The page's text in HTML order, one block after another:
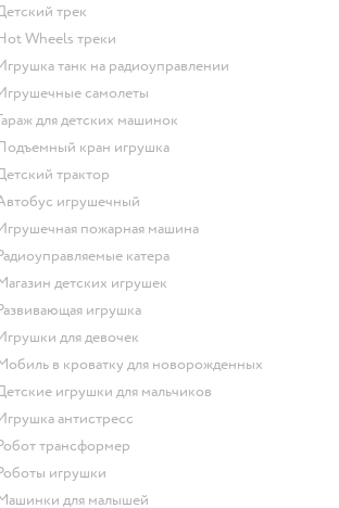
Детский трек
Hot Wheels треки
Игрушка танк на радиоуправлении
Игрушечные самолеты
Гараж для детских машинок
Подъемный кран игрушка
Детский трактор
Автобус игрушечный
Игрушечная пожарная машина
Радиоуправляемые катера
Магазин детских игрушек
Развивающая игрушка
Игрушки для девочек
Мобиль в кроватку для новорожденных
Детские игрушки для мальчиков
Игрушка антистресс
Робот трансформер
Роботы игрушки
Машинки для малышей